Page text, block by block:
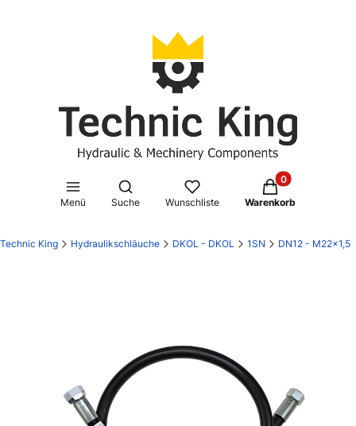
Menü
Suchmaschine öffnen
Suche Wunschliste
Produkte im
Warenkorb
Technic King Hydraulikschläuche DKOL - DKOL 1SN DN12 - M22x1,5